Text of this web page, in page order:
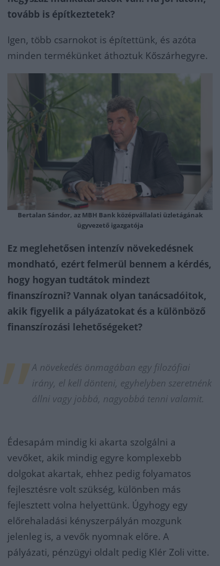
tovább is építkeztetek?
Igen, több csarnokot is építettünk, és azóta
minden termékünket áthoztuk Kőszárhegyre.
Bertalan Sándor, az MBH Bank középvállalati üzletágának
ügyvezető igazgatója
Ez meglehetősen intenzív növekedésnek
mondható, ezért felmerül bennem a kérdés,
hogy hogyan tudtátok mindezt
finanszírozni? Vannak olyan tanácsadóitok,
akik figyelik a pályázatokat és a különböző
finanszírozási lehetőségeket?
A növekedés önmagában egy filozófiai
irány, el kell dönteni, egyhelyben szeretnénk
állni vagy jobbá, nagyobbá tenni valamit.
Édesapám mindig ki akarta szolgálni a
vevőket, akik mindig egyre komplexebb
dolgokat akartak, ehhez pedig folyamatos
fejlesztésre volt szükség, különben más
fejlesztett volna helyettünk. Úgyhogy egy
előrehaladási kényszerpályán mozgunk
jelenleg is, a vevők nyomnak előre. A
pályázati, pénzügyi oldalt pedig Klér Zoli vitte.